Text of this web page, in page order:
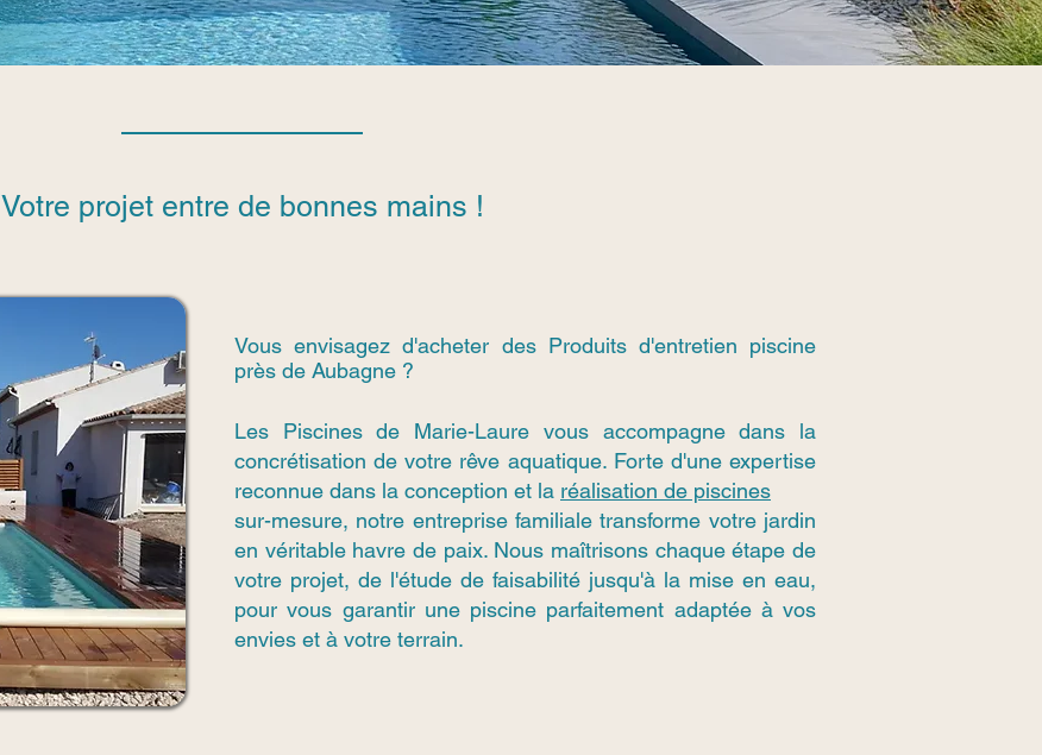
Votre projet entre de bonnes mains !
Vous envisagez d'acheter des Produits d'entretien piscine
près de Aubagne ?
Les Piscines de Marie-Laure vous accompagne dans la
concrétisation de votre rêve aquatique. Forte d'une expertise
reconnue dans la conception et la réalisation de piscines
sur-mesure, notre entreprise familiale transforme votre jardin
en véritable havre de paix. Nous maîtrisons chaque étape de
votre projet, de l'étude de faisabilité jusqu'à la mise en eau,
pour vous garantir une piscine parfaitement adaptée à vos
envies et à votre terrain.